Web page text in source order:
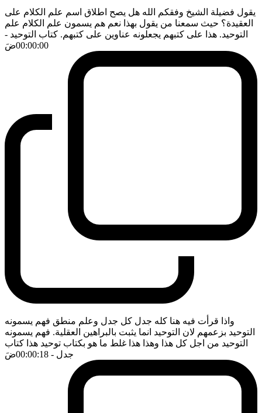
يقول فضيلة الشيخ وفقكم الله هل يصح اطلاق اسم علم الكلام على
العقيدة؟ حيث سمعنا من يقول بهذا نعم هم يسمون علم الكلام علم
التوحيد. هذا على كتبهم يجعلونه عناوين على كتبهم. كتاب التوحيد -
00:00:00ضَ
واذا قرأت فيه هنا كله جدل كل جدل وعلم منطق فهم يسمونه
التوحيد بزعمهم لان التوحيد انما يثبت بالبراهين العقلية. فهم يسمونه
التوحيد من اجل كل هذا وهذا هذا غلط ما هو بكتاب توحيد هذا كتاب
جدل - 00:00:18 ضَ